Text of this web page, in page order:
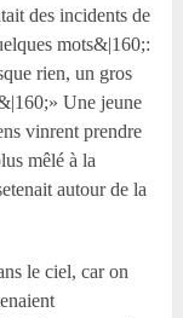
des incidents de
mots&|160;:
rien, un gros
Une jeune
vinrent prendre
mêlé à la
autour de la
le ciel, car on